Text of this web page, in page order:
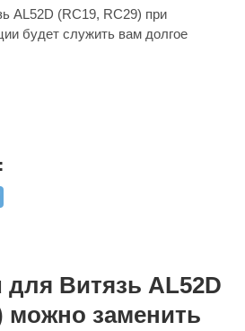
AL52D (RC19, RC29) при
будет служить вам долгое
для Витязь AL52D
можно заменить